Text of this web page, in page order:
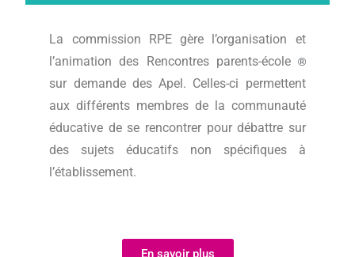
La commission RPE gère l’organisation et
l’animation des Rencontres parents-école ®
sur demande des Apel. Celles-ci permettent
aux différents membres de la communauté
éducative de se rencontrer pour débattre sur
des sujets éducatifs non spécifiques à
l’établissement.
En savoir plus